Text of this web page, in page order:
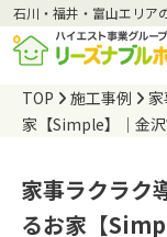
石川・福井・富山エリア
TOP 施工事例
家【Simple】｜金
家事ラクラク
るお家【